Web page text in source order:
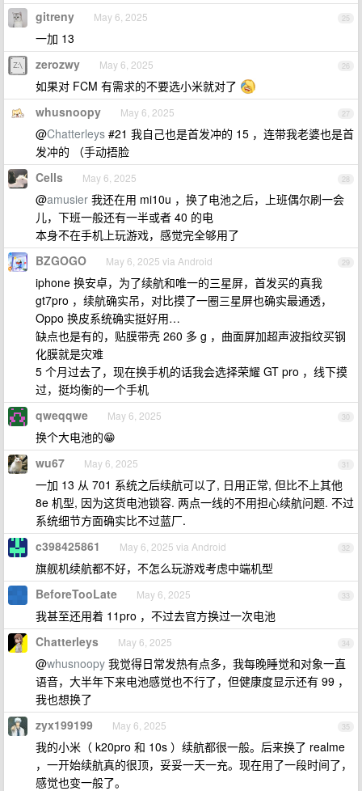
25
gitreny May 6, 2025
一加 13
26
zerozwy May 6, 2025
如果对 FCM 有需求的不要选小米就对了
27
whusnoopy May 6, 2025
@Chatterleys #21 我自己也是首发冲的 15 ，连带我老婆也是首
发冲的 （手动捂脸
28
Cells May 6, 2025
@amusier 我还在用 mi10u ，换了电池之后，上班偶尔刷一会
儿，下班一般还有一半或者 40 的电
本身不在手机上玩游戏，感觉完全够用了
29
BZGOGO May 6, 2025 via Android
iphone 换安卓，为了续航和唯一的三星屏，首发买的真我
gt7pro ，续航确实吊，对比摸了一圈三星屏也确实最通透，
Oppo 换皮系统确实挺好用…
缺点也是有的，贴膜带壳 260 多 g ，曲面屏加超声波指纹买钢
化膜就是灾难
5 个月过去了，现在换手机的话我会选择荣耀 GT pro ，线下摸
过，挺均衡的一个手机
30
qweqqwe May 6, 2025
换个大电池的😁
31
wu67 May 6, 2025
一加 13 从 701 系统之后续航可以了, 日用正常, 但比不上其他
8e 机型, 因为这货电池锁容. 两点一线的不用担心续航问题. 不过
系统细节方面确实比不过蓝厂.
32
c398425861 May 6, 2025 via Android
旗舰机续航都不好，不怎么玩游戏考虑中端机型
33
BeforeTooLate May 6, 2025
我甚至还用着 11pro ，不过去官方换过一次电池
34
Chatterleys May 6, 2025
@whusnoopy 我觉得日常发热有点多，我每晚睡觉和对象一直
语音，大半年下来电池感觉也不行了，但健康度显示还有 99 ，
我也想换了
35
zyx199199 May 6, 2025
我的小米（ k20pro 和 10s ）续航都很一般。后来换了 realme
，一开始续航真的很顶，妥妥一天一充。现在用了一段时间了，
感觉也变一般了。